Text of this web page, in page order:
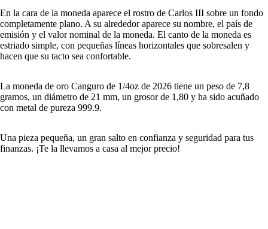
En la cara de la moneda aparece el rostro de Carlos III sobre un fondo
completamente plano. A su alrededor aparece su nombre, el país de
emisión y el valor nominal de la moneda. El canto de la moneda es
estriado simple, con pequeñas líneas horizontales que sobresalen y
hacen que su tacto sea confortable.
La moneda de oro Canguro de 1/4oz de 2026 tiene un peso de 7,8
gramos, un diámetro de 21 mm, un grosor de 1,80 y ha sido acuñado
con metal de pureza 999.9.
Una pieza pequeña, un gran salto en confianza y seguridad para tus
finanzas. ¡Te la llevamos a casa al mejor precio!